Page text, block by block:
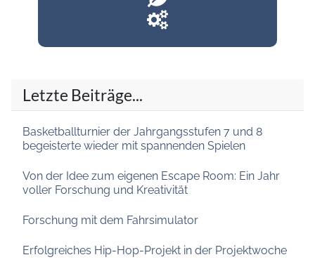
Letzte Beiträge...
Basketballturnier der Jahrgangsstufen 7 und 8
begeisterte wieder mit spannenden Spielen
Von der Idee zum eigenen Escape Room: Ein Jahr
voller Forschung und Kreativität
Forschung mit dem Fahrsimulator
Erfolgreiches Hip-Hop-Projekt in der Projektwoche